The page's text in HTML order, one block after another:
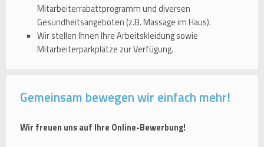
Mitarbeiterrabattprogramm und diversen
Gesundheitsangeboten (z.B. Massage im Haus).
Wir stellen Ihnen Ihre Arbeitskleidung sowie
Mitarbeiterparkplätze zur Verfügung.
Gemeinsam bewegen wir einfach mehr!
Wir freuen uns auf Ihre Online-Bewerbung!